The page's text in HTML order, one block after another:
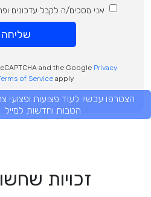
אני מסכים/ה לקבל עדכונים
שליחה
and the Google Privacy
of Serviceapply.
הצטרפו עכשיו לעוד פצועות ופצועי
הטבות וחדשות למייל
זכויות